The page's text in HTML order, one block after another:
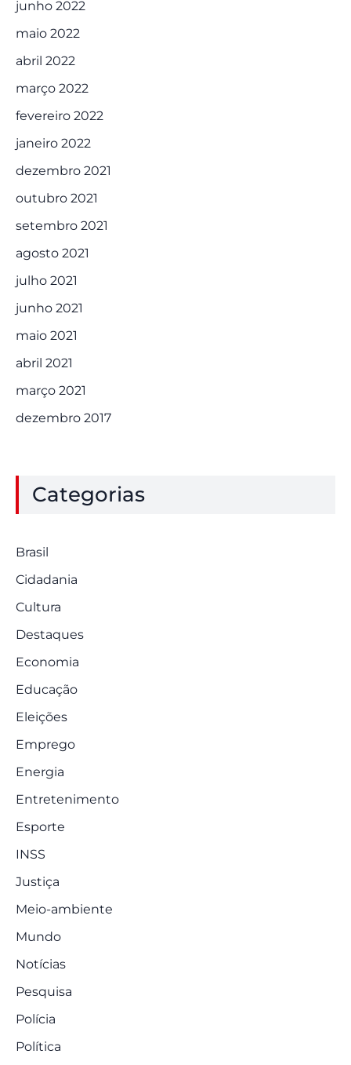
junho 2022
maio 2022
abril 2022
março 2022
fevereiro 2022
janeiro 2022
dezembro 2021
outubro 2021
setembro 2021
agosto 2021
julho 2021
junho 2021
maio 2021
abril 2021
março 2021
dezembro 2017
Categorias
Brasil
Cidadania
Cultura
Destaques
Economia
Educação
Eleições
Emprego
Energia
Entretenimento
Esporte
INSS
Justiça
Meio-ambiente
Mundo
Notícias
Pesquisa
Polícia
Política